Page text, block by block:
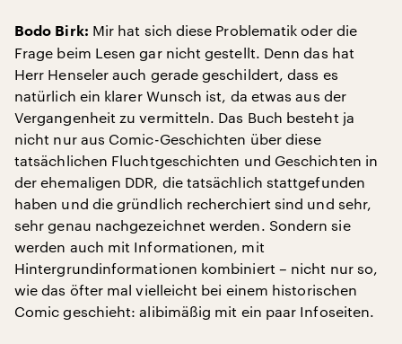
Bodo Birk: Mir hat sich diese Problematik oder die
Frage beim Lesen gar nicht gestellt. Denn das hat
Herr Henseler auch gerade geschildert, dass es
natürlich ein klarer Wunsch ist, da etwas aus der
Vergangenheit zu vermitteln. Das Buch besteht ja
nicht nur aus Comic-Geschichten über diese
tatsächlichen Fluchtgeschichten und Geschichten in
der ehemaligen DDR, die tatsächlich stattgefunden
haben und die gründlich recherchiert sind und sehr,
sehr genau nachgezeichnet werden. Sondern sie
werden auch mit Informationen, mit
Hintergrundinformationen kombiniert – nicht nur so,
wie das öfter mal vielleicht bei einem historischen
Comic geschieht: alibimäßig mit ein paar Infoseiten.